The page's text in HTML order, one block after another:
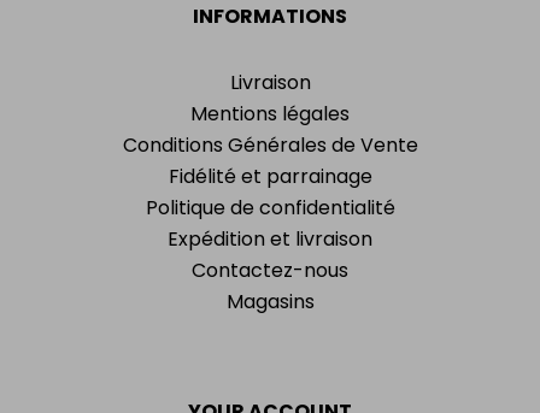
INFORMATIONS
Livraison
Mentions légales
Conditions Générales de Vente
Fidélité et parrainage
Politique de confidentialité
Expédition et livraison
Contactez-nous
Magasins